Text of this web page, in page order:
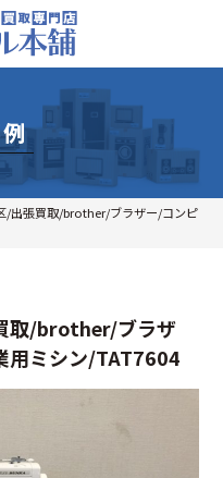
/出張買取/brother/ブラザー/コンピ
取/brother/ブラザ
用ミシン/TAT7604